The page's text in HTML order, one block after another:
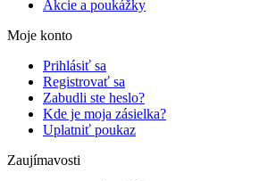
Akcie a poukážky
Moje konto
Prihlásiť sa
Registrovať sa
Zabudli ste heslo?
Kde je moja zásielka?
Uplatniť poukaz
Zaujímavosti